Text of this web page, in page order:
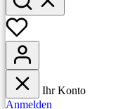
Ihr Konto
Anmelden